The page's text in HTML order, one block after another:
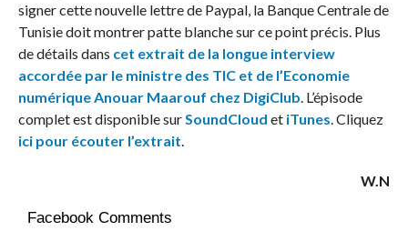
signer cette nouvelle lettre de Paypal, la Banque Centrale de
Tunisie doit montrer patte blanche sur ce point précis. Plus
de détails dans cet extrait de la longue interview
accordée par le ministre des TIC et de l’Economie
numérique Anouar Maarouf chez DigiClub. L’épisode
complet est disponible surSoundCloud et iTunes. Cliquez
ici pour écouter l’extrait.
W.N
Facebook Comments